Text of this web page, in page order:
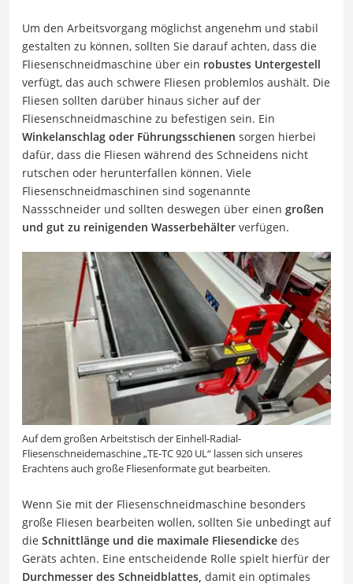
Um den Arbeitsvorgang möglichst angenehm und stabil
gestalten zu können, sollten Sie darauf achten, dass die
Fliesenschneidmaschine über ein robustes Untergestell
verfügt, das auch schwere Fliesen problemlos aushält. Die
Fliesen sollten darüber hinaus sicher auf der
Fliesenschneidmaschine zu befestigen sein. Ein
Winkelanschlag oder Führungsschienen sorgen hierbei
dafür, dass die Fliesen während des Schneidens nicht
rutschen oder herunterfallen können. Viele
Fliesenschneidmaschinen sind sogenannte
Nassschneider und sollten deswegen über einen großen
und gut zu reinigenden Wasserbehälter verfügen.
Auf dem großen Arbeitstisch der Einhell-Radial-
Fliesenschneidemaschine „TE-TC 920 UL“ lassen sich unseres
Erachtens auch große Fliesenformate gut bearbeiten.
Wenn Sie mit der Fliesenschneidmaschine besonders
große Fliesen bearbeiten wollen, sollten Sie unbedingt auf
die Schnittlänge und die maximale Fliesendicke des
Geräts achten. Eine entscheidende Rolle spielt hierfür der
Durchmesser des Schneidblattes, damit ein optimales